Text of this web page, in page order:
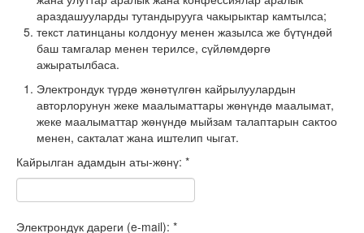
араздашууларды тутандырууга чакырыктар камтылса;
текст латинцаны колдонуу менен жазылса же бүтүндөй
баш тамгалар менен терилсе, сүйлөмдөргө
ажыратылбаса.
Электрондук түрдө жөнөтүлгөн кайрылуулардын
авторлорунун жеке маалыматтары жөнүндө маалымат,
жеке маалыматтар жөнүндө мыйзам талаптарын сактоо
менен, сакталат жана иштелип чыгат.
Кайрылган адамдын аты-жөнү: *
Электрондук дареги (e-mail): *